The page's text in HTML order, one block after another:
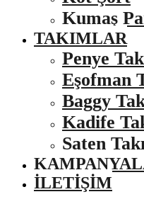
Kumaş
TAKIMLAR
Penye
Eşofman
Baggy
Kadife
Saten
İLETIŞIM